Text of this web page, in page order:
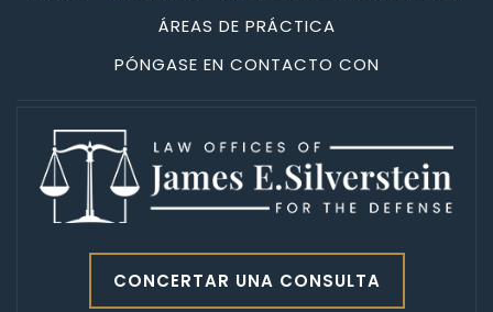
ÁREAS DE PRÁCTICA
PÓNGASE EN CONTACTO CON
CONCERTAR UNA CONSULTA